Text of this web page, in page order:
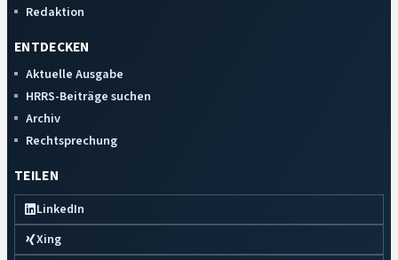
Redaktion
ENTDECKEN
Aktuelle Ausgabe
HRRS-Beiträge suchen
Archiv
Rechtsprechung
TEILEN
LinkedIn
Xing